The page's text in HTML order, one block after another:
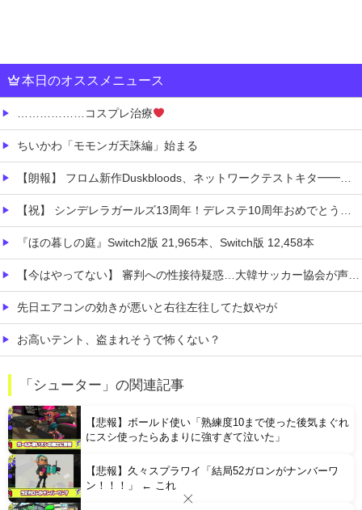
本日のオススメニュース
………………コスプレ治療
ちいかわ「モモンガ天誅編」始まる
【朗報】 フロム新作Duskbloods、ネットワークテストキタ━━━━(゜∀゜)━━━━!!
【祝】 シンデレラガールズ13周年！デレステ10周年おめでとう！ガチャ更新SSR八神マキノ・イベントSRイヴ、SR望月聖！
『ほの暮しの庭』Switch2版 21,965本、Switch版 12,458本
【今はやってない】 審判への性接待疑惑…大韓サッカー協会が声明「現在は一切発生していない」
先日エアコンの効きが悪いと右往左往してた奴やが
お高いテント、盗まれそうで怖くない？
家系ラーメンって何を楽しむの？
「シューター」の関連記事
【悲報】ボールド使い「熟練度10まで使った後気まぐれ
にスシ使ったらあまりに強すぎて泣いた」
【悲報】久々スプラワイ「結局52ガロンがナンバーワ
ン！！！」 ← これ